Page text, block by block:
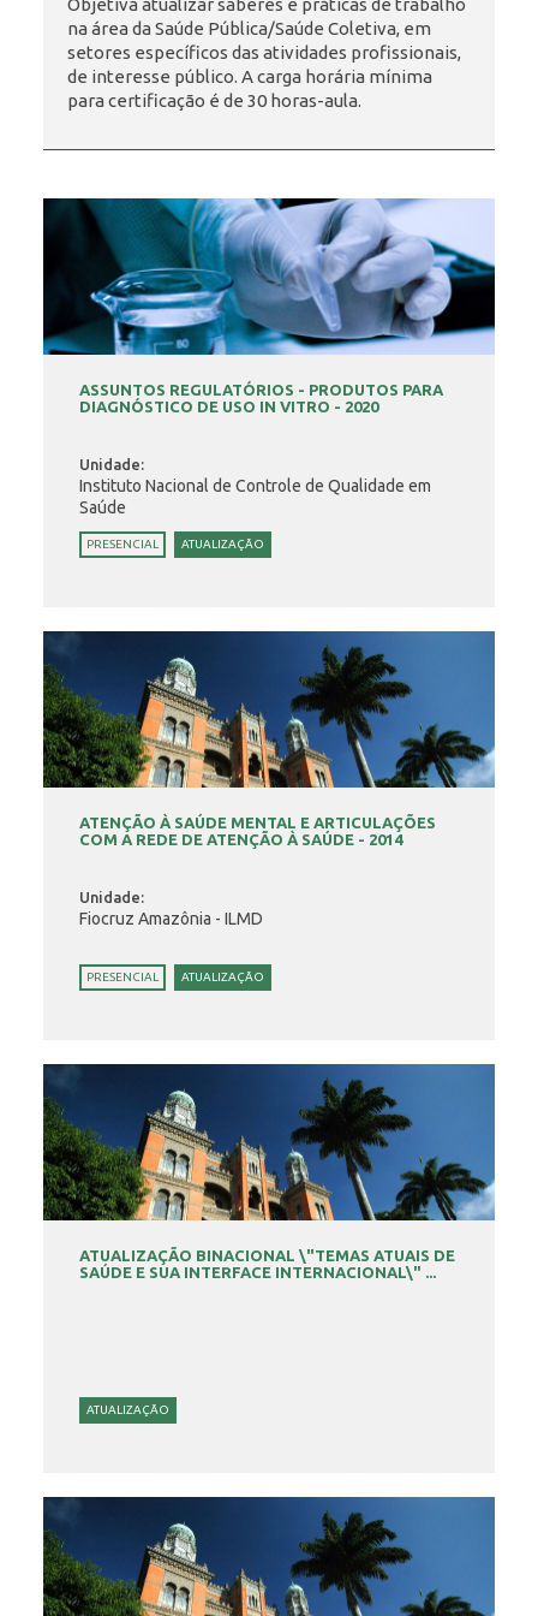
INSCRIÇÃO E SELEÇÃO
Objetiva atualizar saberes e práticas de trabalho
na área da Saúde Pública/Saúde Coletiva, em
setores específicos das atividades profissionais,
de interesse público. A carga horária mínima
para certificação é de 30 horas-aula.
ASSUNTOS REGULATÓRIOS - PRODUTOS PARA
DIAGNÓSTICO DE USO IN VITRO - 2020
Unidade:
Instituto Nacional de Controle de Qualidade em
Saúde
PRESENCIAL ATUALIZAÇÃO
ATENÇÃO À SAÚDE MENTAL E ARTICULAÇÕES
COM A REDE DE ATENÇÃO À SAÚDE - 2014
Unidade:
Fiocruz Amazônia - ILMD
PRESENCIAL ATUALIZAÇÃO
ATUALIZAÇÃO BINACIONAL \"TEMAS ATUAIS DE
SAÚDE E SUA INTERFACE INTERNACIONAL\" ...
ATUALIZAÇÃO